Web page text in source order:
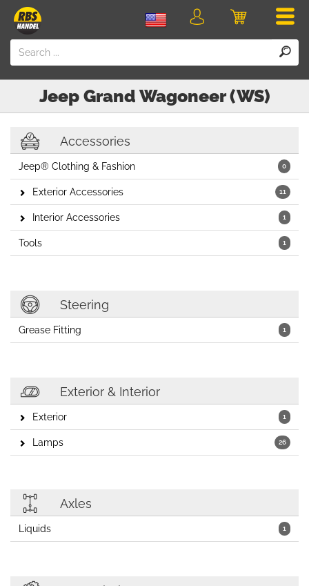
Cart
Login
Jeep Grand Wagoneer (WS)
Accessories
0
Jeep® Clothing & Fashion
11
Exterior Accessories
1
Interior Accessories
1
Tools
Steering
1
Grease Fitting
Exterior & Interior
1
Exterior
26
Lamps
Axles
1
Liquids